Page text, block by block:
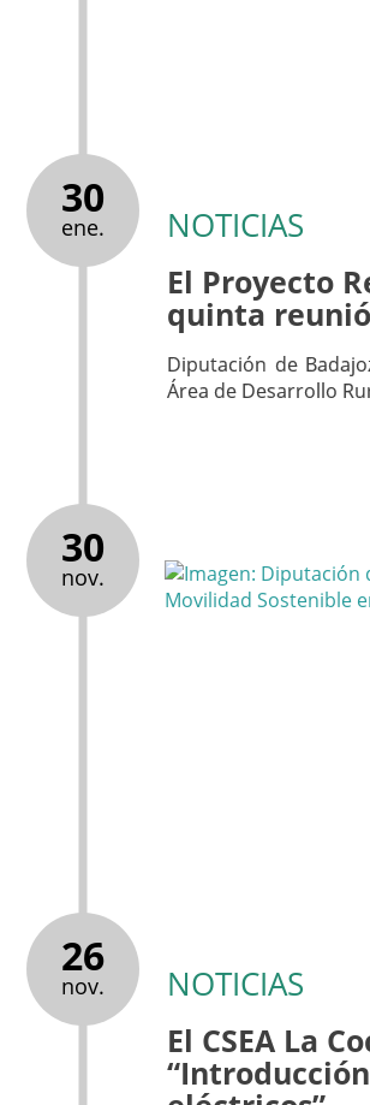
30
ene. NOTICIAS
El Proyecto
quinta
Diputación de
Área de Desarrollo
30
nov.
26
nov. NOTICIAS
El CSEA La